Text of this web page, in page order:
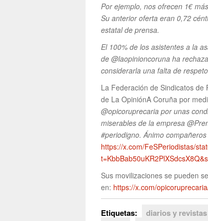
Por ejemplo, nos ofrecen 1€
Su anterior oferta eran 0,72
estatal de prensa.
El 100% de los asistentes a la
de @laopinioncoruna ha
considerarla una falta de
La Federación de Sindicatos de
de La OpiniónA Coruña por
@opicoruprecaria por unas
miserables de la empresa
#periodigno. Ánimo compañeros
https://x.com/FeSPeriodistas/
Sus movilizaciones se pueden
en: https://x.com/
Etiquetas: diarios y revistas